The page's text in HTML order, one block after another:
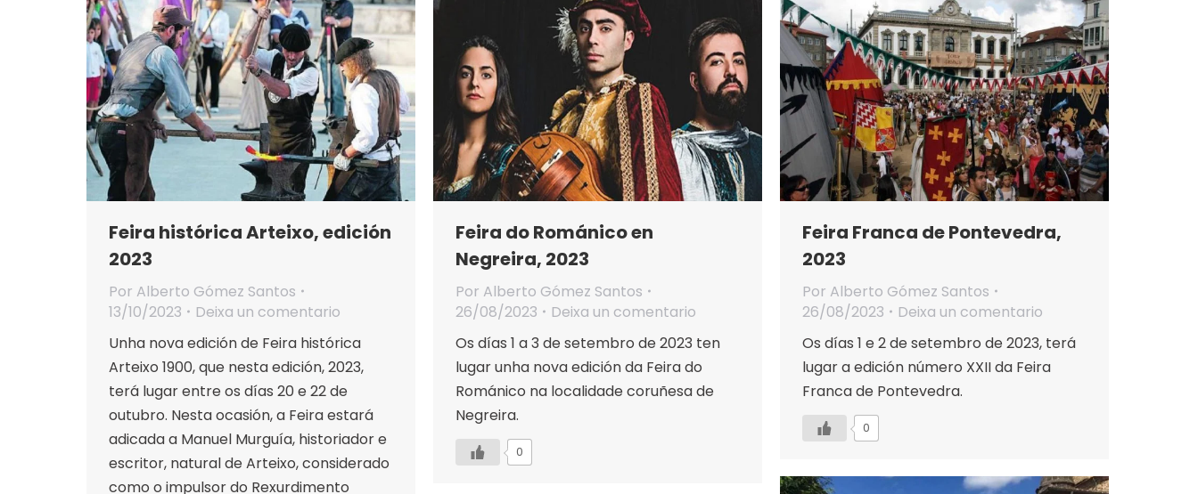
Feira histórica Arteixo, edición
2023
Por Alberto Gómez Santos
13/10/2023
Deixa un comentario
Unha nova edición de Feira histórica
Arteixo 1900, que nesta edición, 2023,
terá lugar entre os días 20 e 22 de
outubro. Nesta ocasión, a Feira estará
adicada a Manuel Murguía, historiador e
escritor, natural de Arteixo, considerado
como o impulsor do Rexurdimento
Feira do Románico en
Negreira, 2023
Por Alberto Gómez Santos
26/08/2023
Deixa un comentario
Os días 1 a 3 de setembro de 2023 ten
lugar unha nova edición da Feira do
Románico na localidade coruñesa de
Negreira.
0
Feira Franca de Pontevedra,
2023
Por Alberto Gómez Santos
26/08/2023
Deixa un comentario
Os días 1 e 2 de setembro de 2023, terá
lugar a edición número XXII da Feira
Franca de Pontevedra.
0